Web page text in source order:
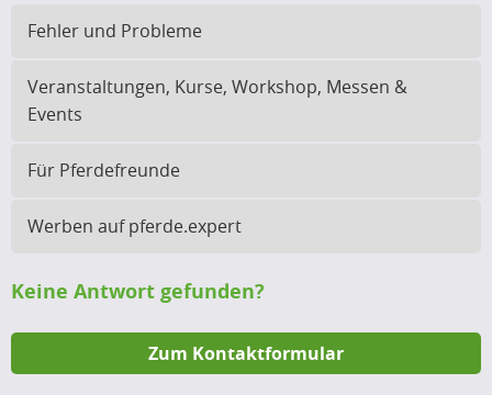
Fehler und Probleme
Veranstaltungen, Kurse, Workshop, Messen &
Events
Für Pferdefreunde
Werben auf pferde.expert
Keine Antwort gefunden?
Zum Kontaktformular